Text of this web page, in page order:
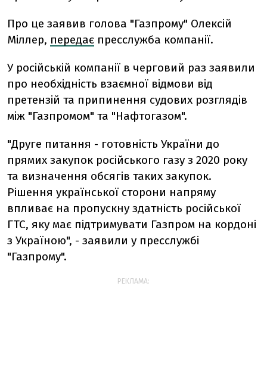
Про це заявив голова "Газпрому" Олексій
Міллер, передає пресслужба компанії.
У російській компанії в черговий раз заявили
про необхідність взаємної відмови від
претензій та припинення судових розглядів
між "Газпромом" та "Нафтогазом".
"Друге питання - готовність України до
прямих закупок російського газу з 2020 року
та визначення обсягів таких закупок.
Рішення української сторони напряму
впливає на пропускну здатність російської
ГТС, яку має підтримувати Газпром на кордоні
з Україною", - заявили у пресслужбі
"Газпрому".
РЕКЛАМА: